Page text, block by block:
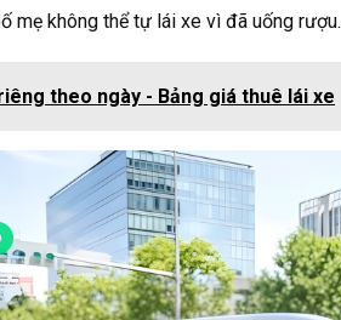
mẹ không thể tự lái xe vì đã uống rượu.
theo ngày - Bảng giá thuê lái xe